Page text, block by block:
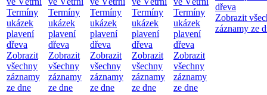
Termíny
ukázek
plavení
dřeva
Zobrazit
všechny
záznamy
ze dne
Termíny
ukázek
plavení
dřeva
Zobrazit
všechny
záznamy
ze dne
Termíny
ukázek
plavení
dřeva
Zobrazit
všechny
záznamy
ze dne
Termíny
ukázek
plavení
dřeva
Zobrazit
všechny
záznamy
ze dne
Termíny
ukázek
plavení
dřeva
Zobrazit
všechny
záznamy
ze dne
dřeva
Zobrazit
záznamy ze